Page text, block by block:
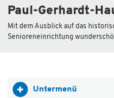
Unsere Einrichtungen
Paul-Gerhardt-
Mit dem Ausblick auf das
Senioreneinrichtung
Untermenü